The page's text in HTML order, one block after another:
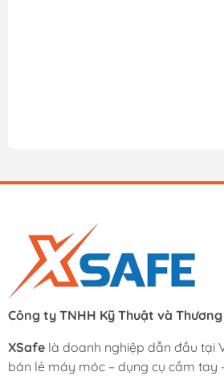
Công ty TNHH Kỹ Thuật và Thương
XSafe là doanh nghiệp dẫn đầu tại
bán lẻ máy móc – dụng cụ cầm